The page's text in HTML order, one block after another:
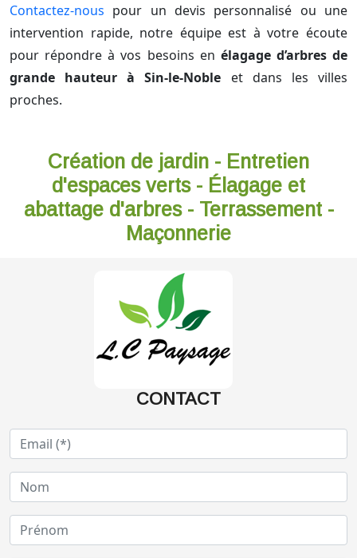
Contactez-nous pour un devis personnalisé ou une
intervention rapide, notre équipe est à votre écoute
pour répondre à vos besoins en élagage d’arbres de
grande hauteur à Sin-le-Noble et dans les villes
proches.
Création de jardin - Entretien
d'espaces verts - Élagage et
abattage d'arbres - Terrassement -
Maçonnerie
CONTACT